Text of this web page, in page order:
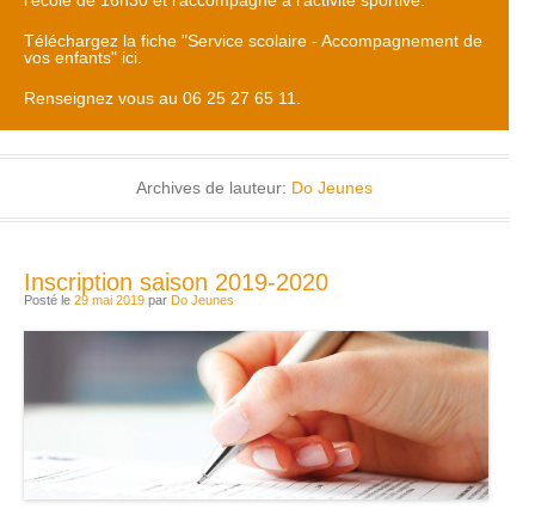
Téléchargez la fiche "Service scolaire - Accompagnement de
vos enfants" ici.
Renseignez vous au 06 25 27 65 11.
Archives de lauteur: Do Jeunes
Inscription saison 2019-2020
Posté le 29 mai 2019 par Do Jeunes